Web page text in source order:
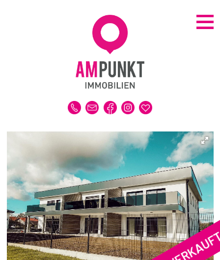
ALLE IMMOBILIEN
GEWERBE
DUBAI-IMMOBILIEN
REFERENZEN
MERKLISTE
VERKAUFEN | VERMIETEN
IMMOBILIENBEWERTUNG
REFERENZEN